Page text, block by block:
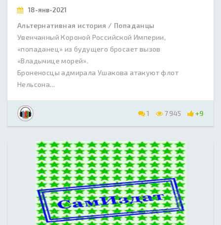
18-янв-2021
Альтернативная история / Попаданцы
Увенчанный Короной Российской Империи,
«попаданец» из будущего бросает вызов
«Владычице морей».
Броненосцы адмирала Ушакова атакуют флот
Нельсона...
1 7 945 +9